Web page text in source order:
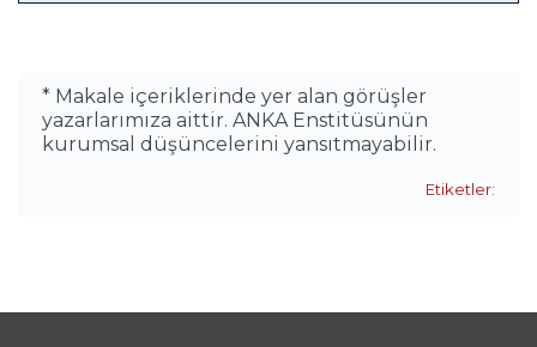
* Makale içeriklerinde yer alan görüşler
yazarlarımıza aittir. ANKA Enstitüsünün
kurumsal düşüncelerini yansıtmayabilir.
Etiketler: